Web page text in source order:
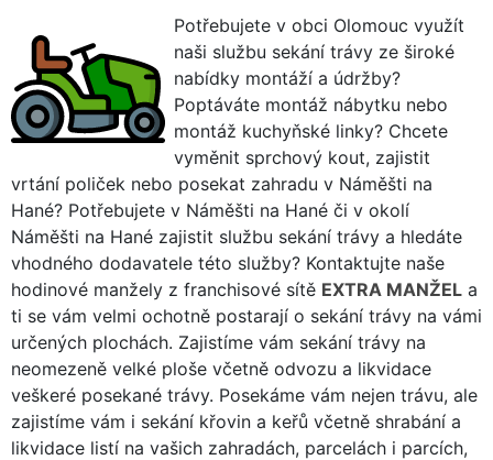
Potřebujete v obci Olomouc využít
naši službu sekání trávy ze široké
nabídky montáží a údržby?
Poptáváte montáž nábytku nebo
montáž kuchyňské linky? Chcete
vyměnit sprchový kout, zajistit
vrtání poliček nebo posekat zahradu v Náměšti na
Hané? Potřebujete v Náměšti na Hané či v okolí
Náměšti na Hané zajistit službu sekání trávy a hledáte
vhodného dodavatele této služby? Kontaktujte naše
hodinové manžely z franchisové sítě EXTRA MANŽEL a
ti se vám velmi ochotně postarají o sekání trávy na vámi
určených plochách. Zajistíme vám sekání trávy na
neomezeně velké ploše včetně odvozu a likvidace
veškeré posekané trávy. Posekáme vám nejen trávu, ale
zajistíme vám i sekání křovin a keřů včetně shrabání a
likvidace listí na vašich zahradách, parcelách i parcích,